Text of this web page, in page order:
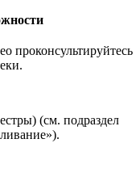
проконсультируйтесь
(см. подраздел